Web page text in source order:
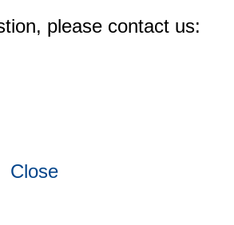
please contact us:
Close